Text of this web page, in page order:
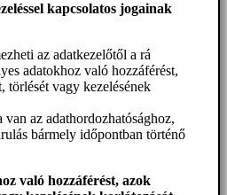
kapcsolatos jogainak
az adatkezelőtől a rá
adatokhoz való hozzáférést,
törlését vagy kezelésének
van az adathordozhatósághoz,
bármely időpontban történő
való hozzáférést, azok